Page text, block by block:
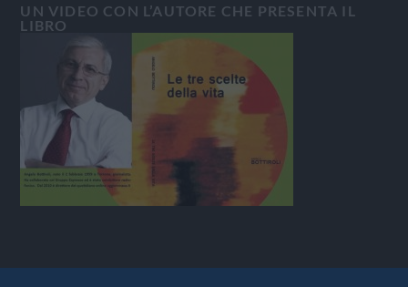
UN VIDEO CON L’AUTORE CHE PRESENTA IL
LIBRO